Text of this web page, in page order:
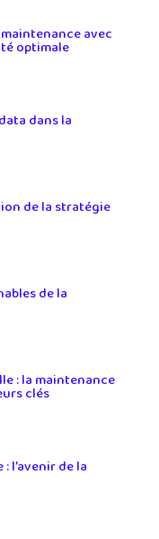
avec
optimale
dans la
de la stratégie
de la
: la maintenance
clés
l’avenir de la